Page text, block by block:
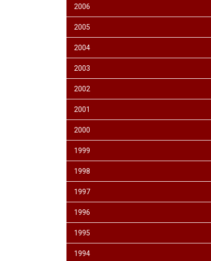
2006
2005
2004
2003
2002
2001
2000
1999
1998
1997
1996
1995
1994